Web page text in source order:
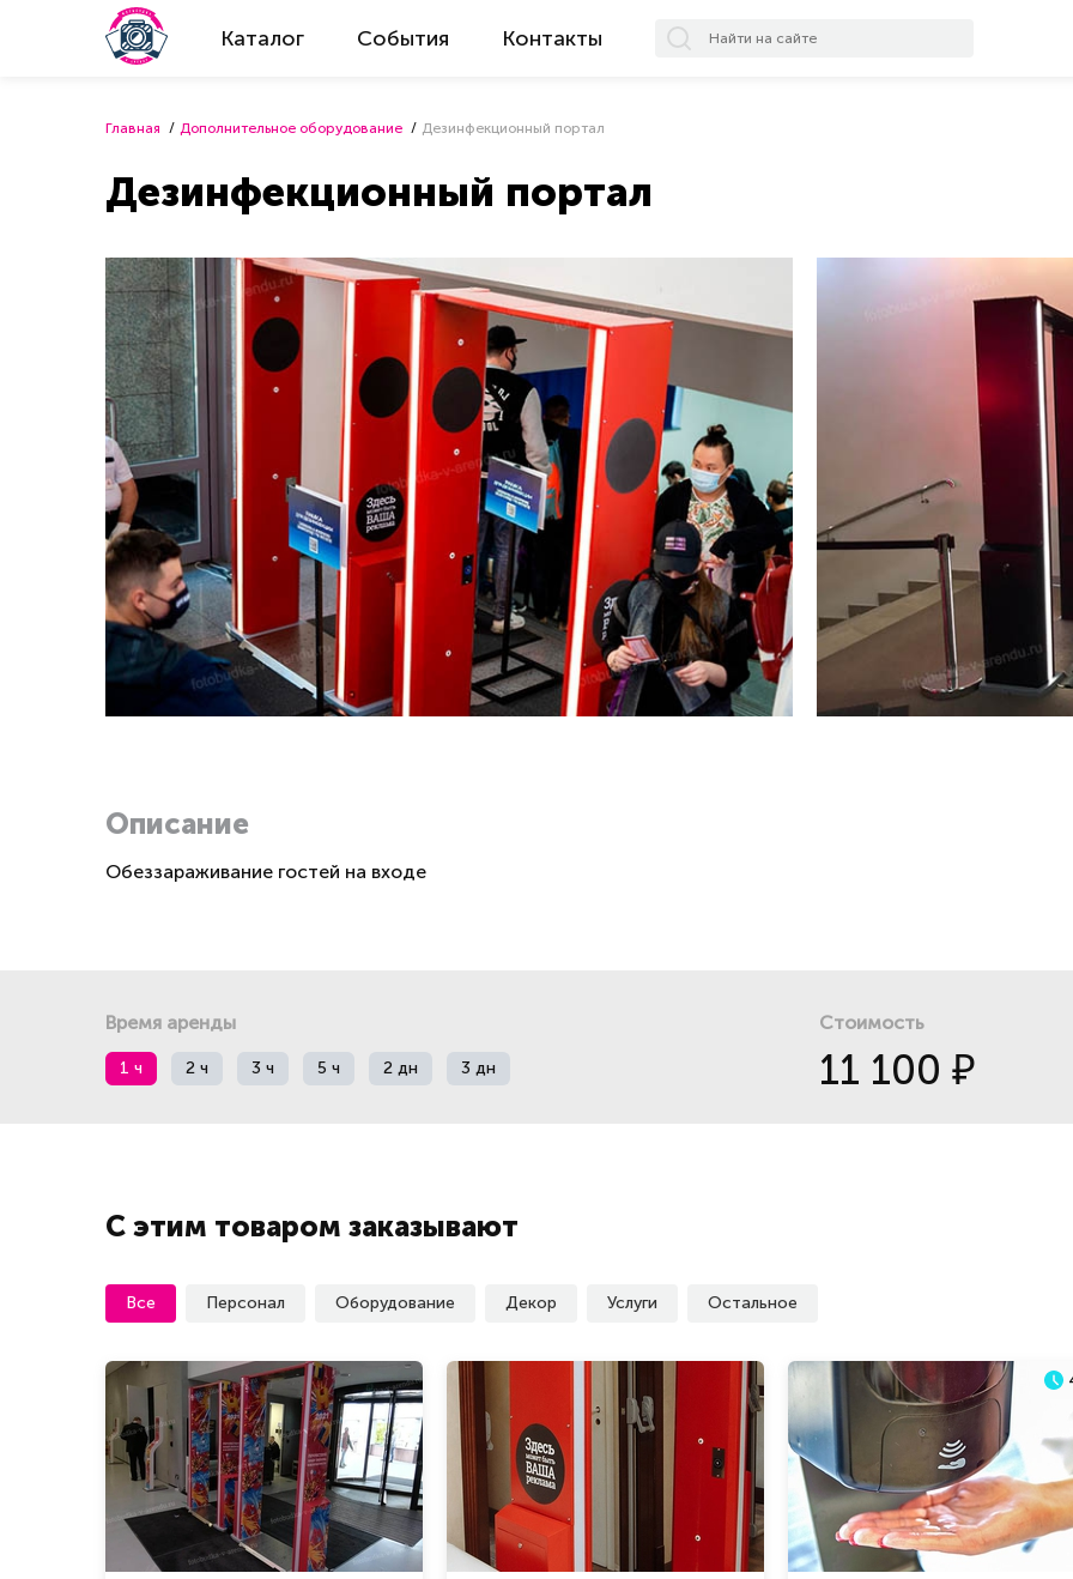
Каталог События Контакты
Главная Дополнительное оборудование Дезинфекционный портал
Дезинфекционный портал
Описание
Обеззараживание гостей на входе
Время аренды
1 ч 2 ч 3 ч 5 ч 2 дн 3 дн
Стоимость
11 100 ₽
С этим товаром заказывают
Все Персонал Оборудование Декор Услуги Остальное